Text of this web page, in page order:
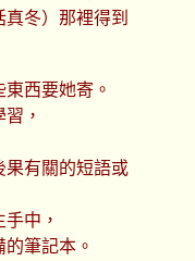
冬）那裡得到
西要她寄。
，
果有關的短語或
中，
筆記本。